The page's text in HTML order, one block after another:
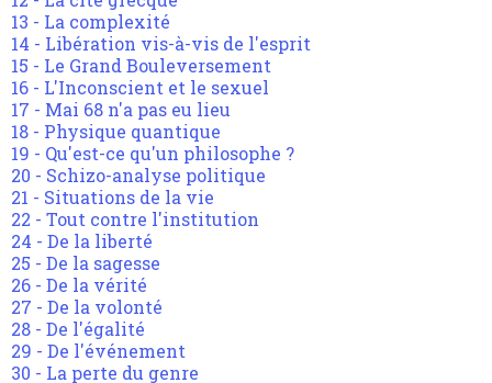
13 - La complexité
14 - Libération vis-à-vis de l'esprit
15 - Le Grand Bouleversement
16 - L'Inconscient et le sexuel
17 - Mai 68 n'a pas eu lieu
18 - Physique quantique
19 - Qu'est-ce qu'un philosophe ?
20 - Schizo-analyse politique
21 - Situations de la vie
22 - Tout contre l'institution
24 - De la liberté
25 - De la sagesse
26 - De la vérité
27 - De la volonté
28 - De l'égalité
29 - De l'événement
30 - La perte du genre